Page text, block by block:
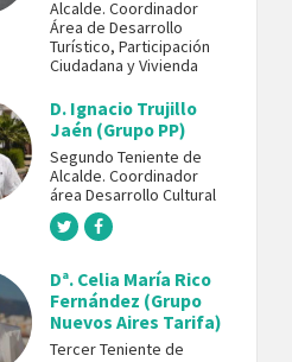
Alcalde. Coordinador
Área de Desarrollo
Turístico, Participación
Ciudadana y Vivienda
D. Ignacio Trujillo
Jaén (Grupo PP)
Segundo Teniente de
Alcalde. Coordinador
área Desarrollo Cultural
Dª. Celia María Rico
Fernández (Grupo
Nuevos Aires Tarifa)
Tercer Teniente de